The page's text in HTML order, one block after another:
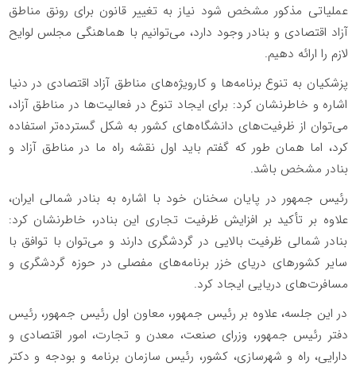
عملیاتی مذکور مشخص شود نیاز به تغییر قانون برای رونق مناطق
آزاد اقتصادی و بنادر وجود دارد، می‌توانیم با هماهنگی مجلس لوایح
لازم را ارائه دهیم.
پزشکیان به تنوع برنامه‌ها و کارویژه‌های مناطق آزاد اقتصادی در دنیا
اشاره و خاطرنشان کرد: برای ایجاد تنوع در فعالیت‌ها در مناطق آزاد،
می‌توان از ظرفیت‌های دانشگاه‌های کشور به شکل گسترده‌تر استفاده
کرد، اما همان طور که گفتم باید اول نقشه راه ما در مناطق آزاد و
بنادر مشخص باشد.
رئیس جمهور در پایان سخنان خود با اشاره به بنادر شمالی ایران،
علاوه بر تأکید بر افزایش ظرفیت تجاری این بنادر، خاطرنشان کرد:
بنادر شمالی ظرفیت بالایی در گردشگری دارند و می‌توان با توافق با
سایر کشورهای دریای خزر برنامه‌های مفصلی در حوزه گردشگری و
مسافرت‌های دریایی ایجاد کرد.
در این جلسه، علاوه بر رئیس جمهور، معاون اول رئیس جمهور، رئیس
دفتر رئیس جمهور، وزرای صنعت، معدن و تجارت، امور اقتصادی و
دارایی، راه و شهرسازی،‌ کشور، رئیس سازمان برنامه و بودجه و دکتر